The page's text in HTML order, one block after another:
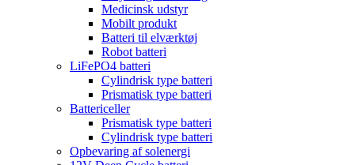
Medicinsk udstyr
Mobilt produkt
Batteri til elværktøj
Robot batteri
LiFePO4 batteri
Cylindrisk type batteri
Prismatisk type batteri
Battericeller
Prismatisk type batteri
Cylindrisk type batteri
Opbevaring af solenergi